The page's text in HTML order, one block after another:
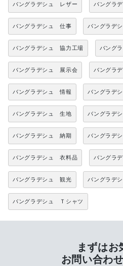
バングラデシュ レザー バングラ
バングラデシュ 仕事 バングラデ
バングラデシュ 協力工場 バング
バングラデシュ 展示会 バングラ
バングラデシュ 情報 バングラデ
バングラデシュ 生地 バングラデ
バングラデシュ 納期 バングラデ
バングラデシュ 衣料品 バングラ
バングラデシュ 観光 バングラデ
バングラデシュ Ｔシャツ
まずはお
お問い合わ